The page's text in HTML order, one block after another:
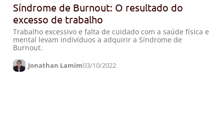
Síndrome de Burnout: O resultado do
excesso de trabalho
Trabalho excessivo e falta de cuidado com a saúde física e
mental levam indivíduos a adquirir a Síndrome de
Burnout.
Jonathan Lamim03/10/2022